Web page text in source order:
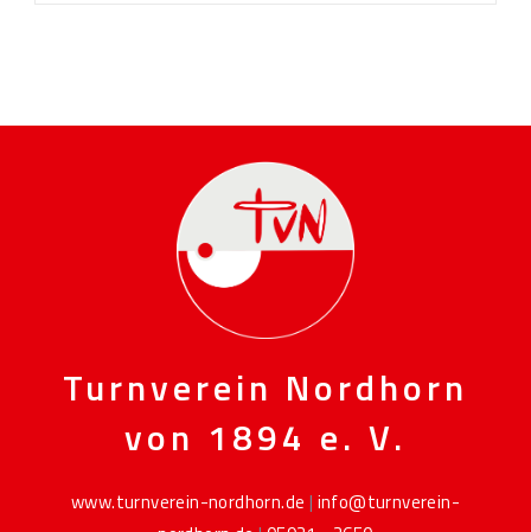
Turnverein Nordhorn
von 1894 e. V.
www.turnverein-nordhorn.de | info@turnverein-